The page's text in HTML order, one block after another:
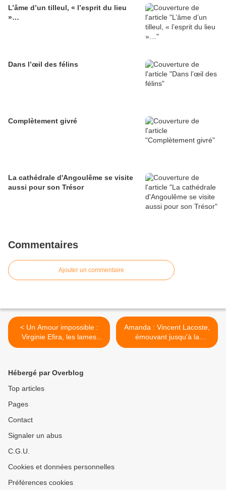
L’âme d’un tilleul, « l’esprit du lieu
»…
Dans l’œil des félins
Complètement givré
La cathédrale d'Angoulême se visite
aussi pour son Trésor
Commentaires
Ajouter un commentaire
< Un Amour impossible :
Virginie Efira, les lames
tranchantes du chagrin
Amanda : Vincent Lacoste,
émouvant jusqu'à la
déchirure >
Hébergé par Overblog
Top articles
Pages
Contact
Signaler un abus
C.G.U.
Cookies et données personnelles
Préférences cookies